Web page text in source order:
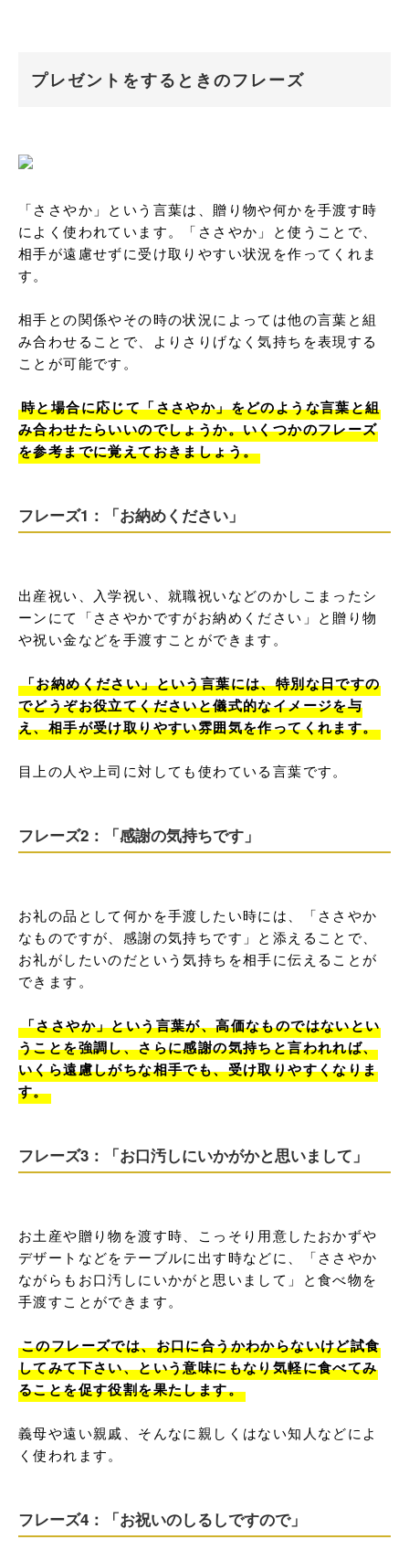
プレゼントをするときのフレーズ
「ささやか」という言葉は、贈り物や何かを手渡す時
によく使われています。「ささやか」と使うことで、
相手が遠慮せずに受け取りやすい状況を作ってくれま
す。
相手との関係やその時の状況によっては他の言葉と組
み合わせることで、よりさりげなく気持ちを表現する
ことが可能です。
時と場合に応じて「ささやか」をどのような言葉と組
み合わせたらいいのでしょうか。いくつかのフレーズ
を参考までに覚えておきましょう。
フレーズ1：「お納めください」
出産祝い、入学祝い、就職祝いなどのかしこまったシ
ーンにて「ささやかですがお納めください」と贈り物
や祝い金などを手渡すことができます。
「お納めください」という言葉には、特別な日ですの
でどうぞお役立てくださいと儀式的なイメージを与
え、相手が受け取りやすい雰囲気を作ってくれます。
目上の人や上司に対しても使わている言葉です。
フレーズ2：「感謝の気持ちです」
お礼の品として何かを手渡したい時には、「ささやか
なものですが、感謝の気持ちです」と添えることで、
お礼がしたいのだという気持ちを相手に伝えることが
できます。
「ささやか」という言葉が、高価なものではないとい
うことを強調し、さらに感謝の気持ちと言われれば、
いくら遠慮しがちな相手でも、受け取りやすくなりま
す。
フレーズ3：「お口汚しにいかがかと思いまして」
お土産や贈り物を渡す時、こっそり用意したおかずや
デザートなどをテーブルに出す時などに、「ささやか
ながらもお口汚しにいかがと思いまして」と食べ物を
手渡すことができます。
このフレーズでは、お口に合うかわからないけど試食
してみて下さい、という意味にもなり気軽に食べてみ
ることを促す役割を果たします。
義母や遠い親戚、そんなに親しくはない知人などによ
く使われます。
フレーズ4：「お祝いのしるしですので」